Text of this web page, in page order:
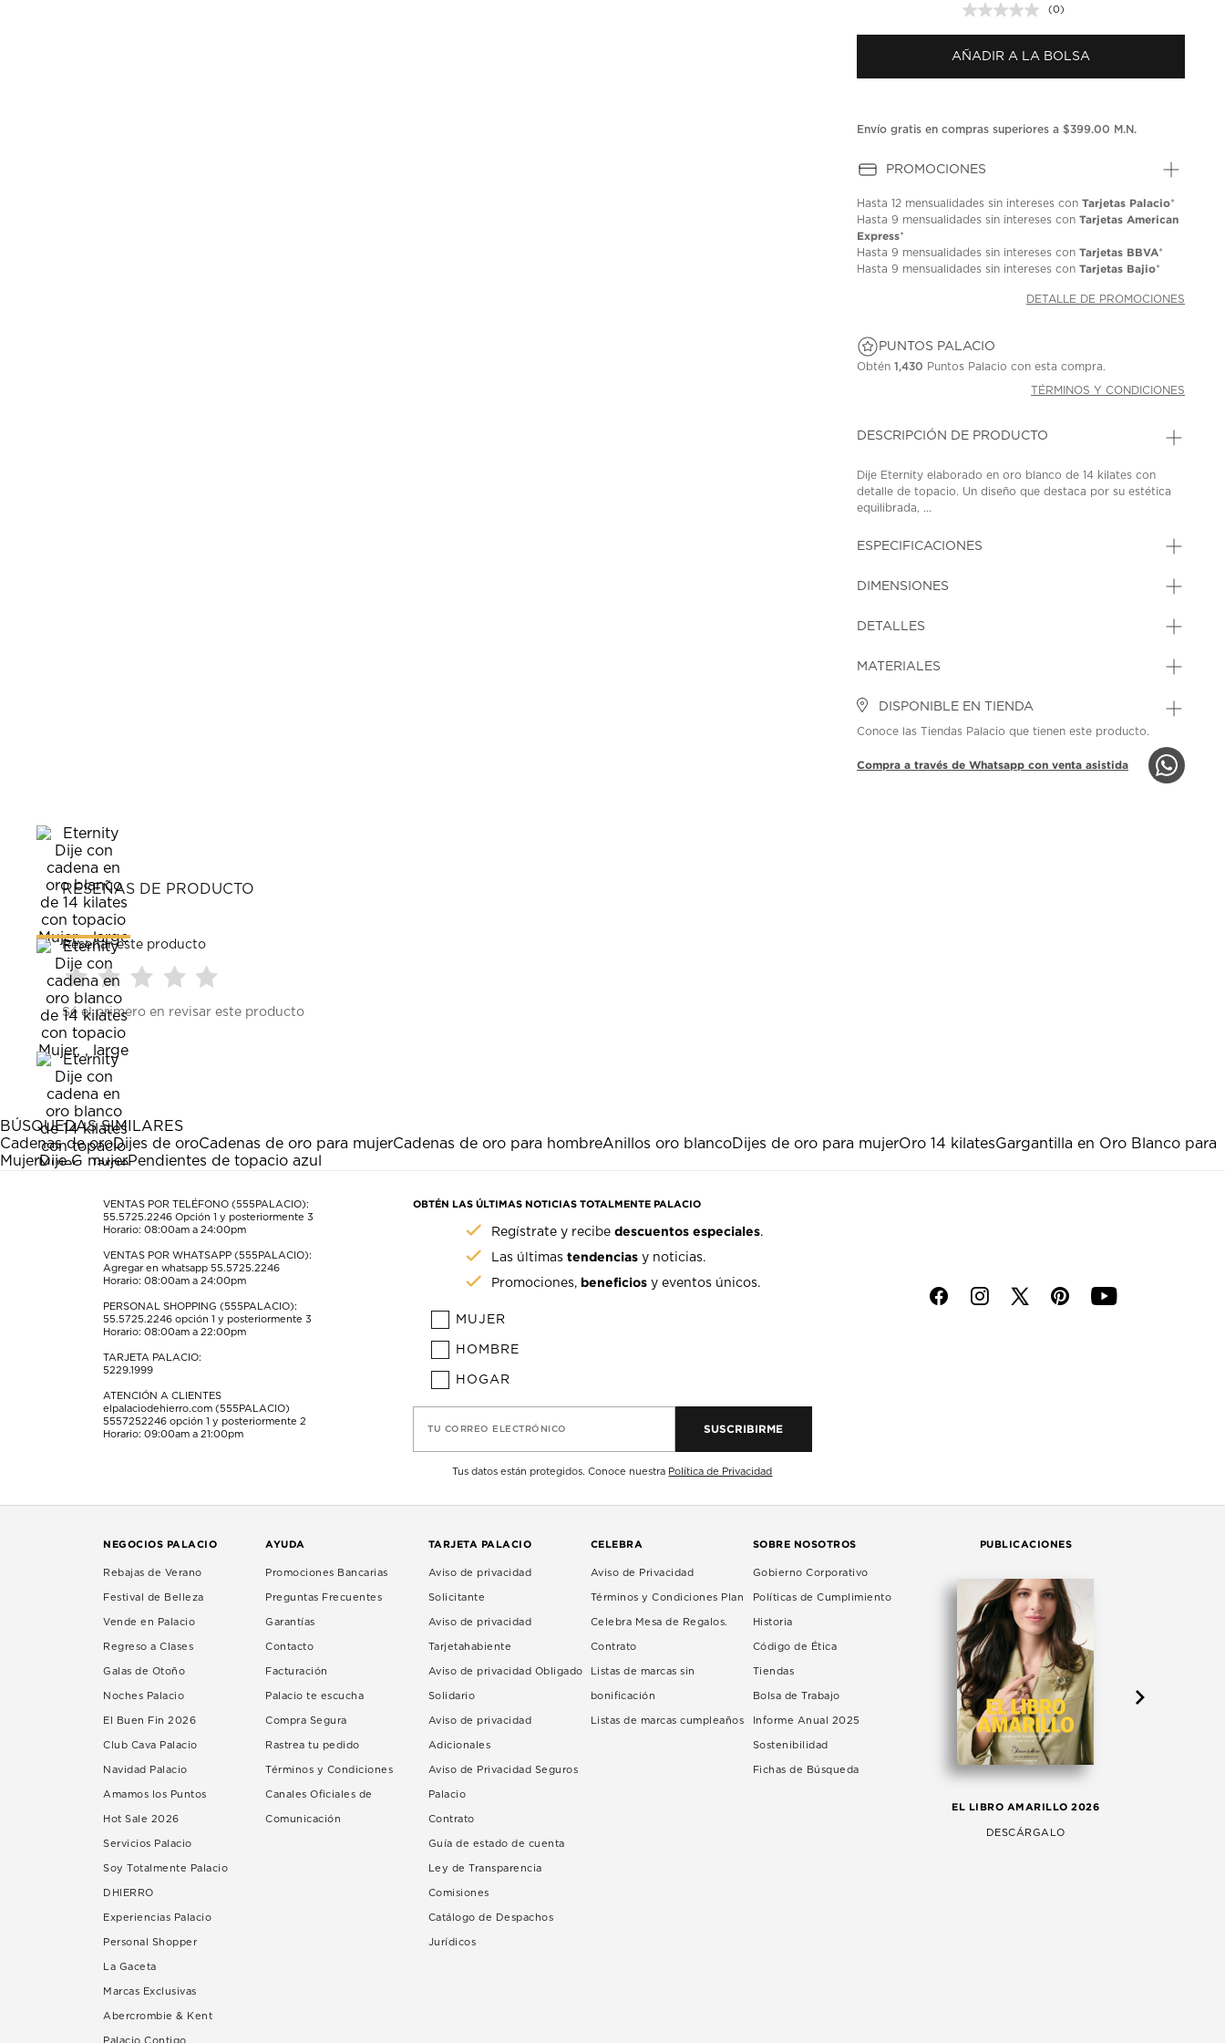
Sin
puntuación.
en
la
(0)
AÑADIR A LA BOLSA
Envío gratis en compras superiores a $399.00 M.N.
PROMOCIONES
Hasta12 mensualidades sin intereses conTarjetas Palacio*
Hasta9 mensualidades sin intereses conTarjetas American
Express*
Hasta9 mensualidades sin intereses conTarjetas BBVA*
Hasta9 mensualidades sin intereses conTarjetas Bajio*
DETALLE DE PROMOCIONES
PUNTOS PALACIO
Obtén1,430 Puntos Palacio con esta compra.
TÉRMINOS Y CONDICIONES
DESCRIPCIÓN DE PRODUCTO
Dije Eternity elaborado en oro blanco de 14 kilates con
detalle de topacio. Un diseño que destaca por su estética
equilibrada, ...
ESPECIFICACIONES
DIMENSIONES
DETALLES
MATERIALES
DISPONIBLE EN TIENDA
Conoce las Tiendas Palacio que tienen este producto.
Compra a través de Whatsapp con venta asistida
RESEÑAS DE PRODUCTO
Reseñar este producto
Seleccionar
para
calificar
el
artículo
con
1
estrella
Esta
acción
abrirá
formulario
Seleccionar
para
calificar
el
artículo
con
2
estrellas.
Esta
acción
abrirá
formulario
de
para
el
estrellas.
Esta
acción
abrirá
formulario
de
para
estrellas.
Esta
acción
abrirá
formulario
de
para
Esta
acción
abrirá
formulario
de
envío.
Sé el primero en revisar este producto
BÚSQUEDAS SIMILARES
Cadenas de oroDijes de oroCadenas de oro para mujerCadenas de oro para hombreAnillos oro blancoDijes de oro para mujerOro 14 kilatesGargantilla en Oro Blanco para
MujerDije G mujerPendientes de topacio azul
VENTAS POR TELÉFONO (555PALACIO):
55.5725.2246 Opción 1 y posteriormente 3
Horario: 08:00am a 24:00pm
VENTAS POR WHATSAPP (555PALACIO):
Agregar en whatsapp 55.5725.2246
Horario: 08:00am a 24:00pm
PERSONAL SHOPPING (555PALACIO):
55.5725.2246 opción 1 y posteriormente 3
Horario: 08:00am a 22:00pm
TARJETA PALACIO:
5229.1999
ATENCIÓN A CLIENTES
elpalaciodehierro.com (555PALACIO)
5557252246 opción 1 y posteriormente 2
Horario: 09:00am a 21:00pm
OBTÉN LAS ÚLTIMAS NOTICIAS TOTALMENTE PALACIO
Regístrate y recibedescuentos especiales.
Las últimastendencias y noticias.
Promociones, beneficios y eventos únicos.
MUJER
HOMBRE
HOGAR
TU CORREO ELECTRÓNICO SUSCRIBIRME
Tus datos están protegidos. Conoce nuestra Política de Privacidad
f i p y
NEGOCIOS PALACIO
Rebajas de Verano
Festival de Belleza
Vende en Palacio
Regreso a Clases
Galas de Otoño
Noches Palacio
El Buen Fin 2026
Club Cava Palacio
Navidad Palacio
Amamos los Puntos
Hot Sale 2026
Servicios Palacio
Soy Totalmente Palacio
DHIERRO
Experiencias Palacio
Personal Shopper
La Gaceta
Marcas Exclusivas
Abercrombie & Kent
Palacio Contigo
AYUDA
Promociones Bancarias
Preguntas Frecuentes
Garantías
Contacto
Facturación
Palacio te escucha
Compra Segura
Rastrea tu pedido
Términos y Condiciones
Canales Oficiales de
Comunicación
TARJETA PALACIO
Aviso de privacidad
Solicitante
Aviso de privacidad
Tarjetahabiente
Aviso de privacidad Obligado
Solidario
Aviso de privacidad
Adicionales
Aviso de Privacidad Seguros
Palacio
Contrato
Guía de estado de cuenta
Ley de Transparencia
Comisiones
Catálogo de Despachos
Jurídicos
CELEBRA
Aviso de Privacidad
Términos y Condiciones Plan
Celebra Mesa de Regalos.
Contrato
Listas de marcas sin
bonificación
Listas de marcas cumpleaños
SOBRE NOSOTROS
Gobierno Corporativo
Políticas de Cumplimiento
Historia
Código de Ética
Tiendas
Bolsa de Trabajo
Informe Anual 2025
Sostenibilidad
Fichas de Búsqueda
PUBLICACIONES
EL LIBRO AMARILLO 2026
DESCÁRGALO